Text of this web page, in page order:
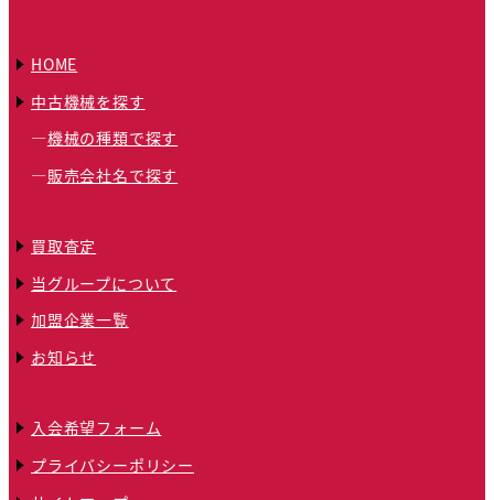
HOME
中古機械を探す
機械の種類で探す
販売会社名で探す
買取査定
当グループについて
加盟企業一覧
お知らせ
入会希望フォーム
プライバシーポリシー